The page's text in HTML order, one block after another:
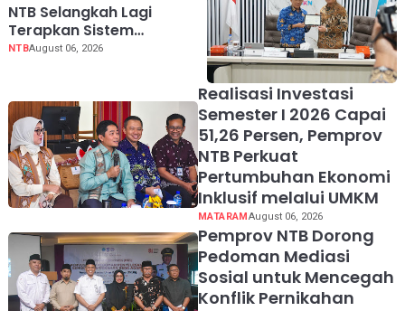
NTB Selangkah Lagi
Terapkan Sistem
Manajemen Talenta ASN
NTBAugust 06, 2026
Realisasi Investasi
Semester I 2026 Capai
51,26 Persen, Pemprov
NTB Perkuat
Pertumbuhan Ekonomi
Inklusif melalui UMKM
MATARAM August 06, 2026
Pemprov NTB Dorong
Pedoman Mediasi
Sosial untuk Mencegah
Konflik Pernikahan